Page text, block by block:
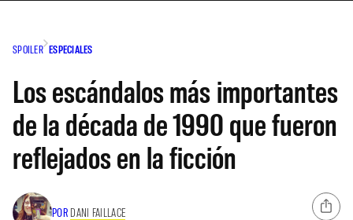
SPOILER ESPECIALES
Los escándalos más importantes
de la década de 1990 que fueron
reflejados en la ficción
POR DANI FAILLACE